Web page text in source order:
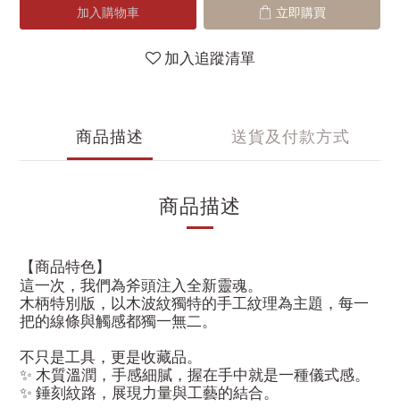
加入購物車 立即購買
加入追蹤清單
商品描述 送貨及付款方式
商品描述
【商品特色】
這一次，我們為斧頭注入全新靈魂。
木柄特別版，以木波紋獨特的手工紋理為主題，每一
把的線條與觸感都獨一無二。
不只是工具，更是收藏品。
✨ 木質溫潤，手感細膩，握在手中就是一種儀式感。
✨ 錘刻紋路，展現力量與工藝的結合。